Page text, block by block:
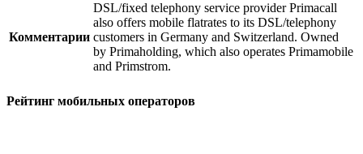
Комментарии
DSL/fixed telephony service provider Primacall
also offers mobile flatrates to its DSL/telephony
customers in Germany and Switzerland. Owned
by Primaholding, which also operates Primamobile
and Primstrom.
Рейтинг мобильных операторов